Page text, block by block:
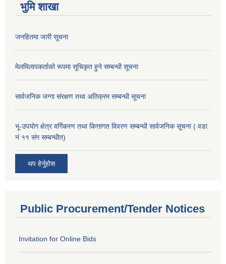
भुमि शाखा
जनहितमा जारी सूचना
मेलमिलापकर्ताको रूपमा सूचिकृत हुने सम्बन्धी सूचना
सार्वजनिक जग्गा संरक्षण तथा अतिक्रम सम्बन्धी सूचना
भू-उपयोग क्षेत्र वर्गिकरण तथा कित्तागत विवरण सम्बन्धी सार्वजनिक सूचना ( वडा
नं ११ संग सम्बन्धीत)
थप हेर्नुहोस
Public Procurement/Tender Notices
Invitation for Online Bids